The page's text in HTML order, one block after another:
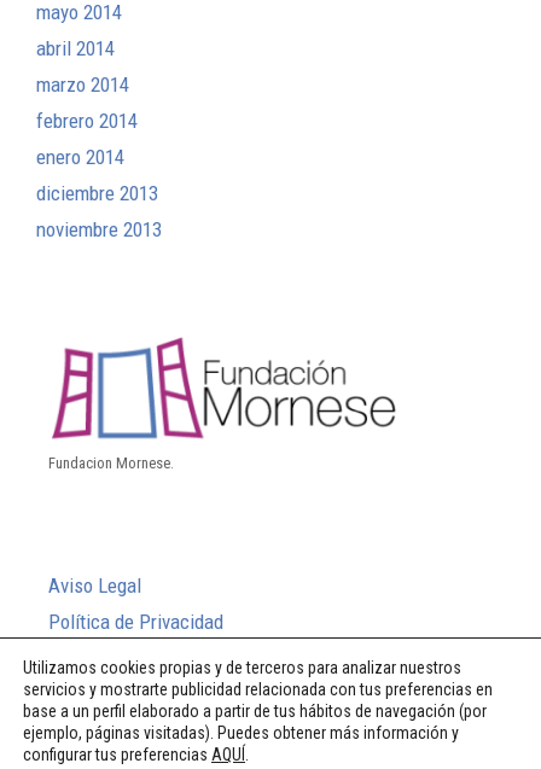
mayo 2014
abril 2014
marzo 2014
febrero 2014
enero 2014
diciembre 2013
noviembre 2013
Fundacion Mornese.
Aviso Legal
Política de Privacidad
Política de Cookies
Sistema Interno de Información
Utilizamos cookies propias y de terceros para analizar nuestros
servicios y mostrarte publicidad relacionada con tus preferencias en
base a un perfil elaborado a partir de tus hábitos de navegación (por
ejemplo, páginas visitadas). Puedes obtener más información y
configurar tus preferencias AQUÍ